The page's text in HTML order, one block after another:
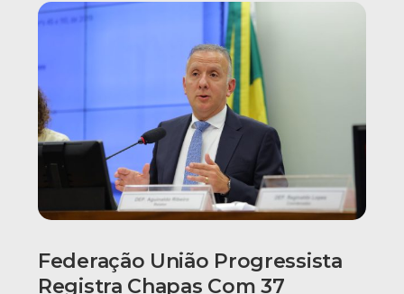
Federação União Progressista
Registra Chapas Com 37